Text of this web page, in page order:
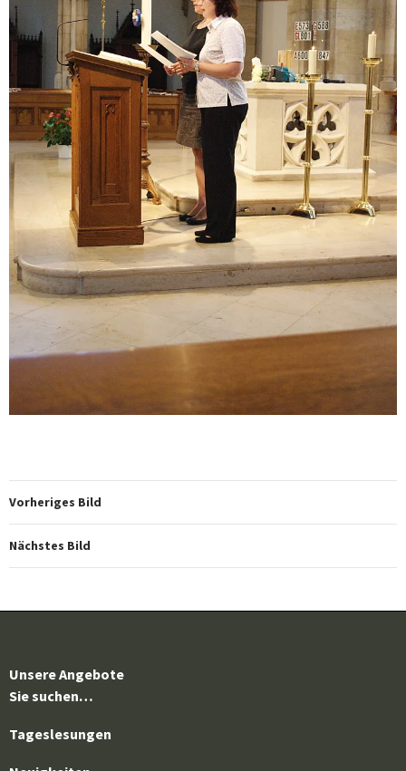
Vorheriges Bild
Nächstes Bild
Unsere Angebote
Sie suchen…
Tageslesungen